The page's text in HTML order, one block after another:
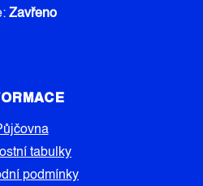
Zavřeno
tabulky
podmínky